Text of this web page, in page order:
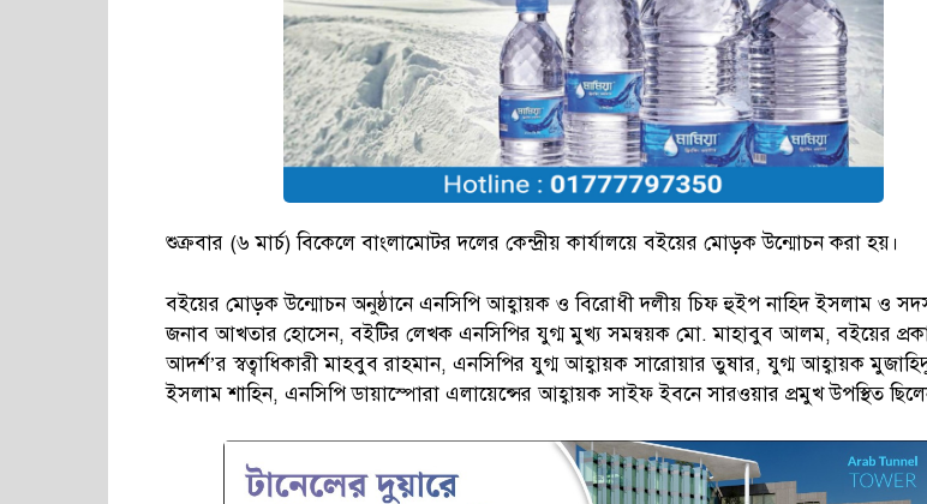
শুক্রবার (৬ মার্চ) বিকেলে বাংলামোটর দলের কেন্দ্রীয় কার্যালয়ে বইয়ের মোড়ক উন্মোচন করা হয়।
বইয়ের মোড়ক উন্মোচন অনুষ্ঠানে এনসিপি আহ্বায়ক ও বিরোধী দলীয় চিফ হুইপ নাহিদ ইসলাম ও
জনাব আখতার হোসেন, বইটির লেখক এনসিপির যুগ্ম মুখ্য সমন্বয়ক মো. মাহাবুব আলম, বইয়ের
আদর্শ’র স্বত্বাধিকারী মাহবুব রাহমান, এনসিপির যুগ্ম আহ্বায়ক সারোয়ার তুষার, যুগ্ম আহ্বায়ক
ইসলাম শাহিন, এনসিপি ডায়াস্পোরা এলায়েন্সের আহ্বায়ক সাইফ ইবনে সারওয়ার প্রমুখ উপস্থিত